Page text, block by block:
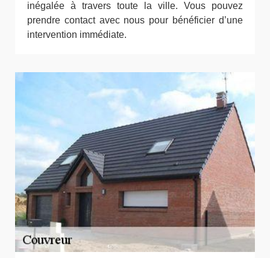
inégalée à travers toute la ville. Vous pouvez
prendre contact avec nous pour bénéficier d’une
intervention immédiate.